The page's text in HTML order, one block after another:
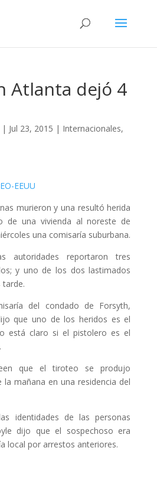
Atlanta dejó 4
| Jul 23, 2015 | Internacionales,
murieron y una resultó herida
de una vivienda al noreste de
una comisaría suburbana.
autoridades reportaron tres
y uno de los dos lastimados
del condado de Forsyth,
que uno de los heridos es el
está claro si el pistolero es el
que el tiroteo se produjo
la mañana en una residencia del
identidades de las personas
dijo que el sospechoso era
local por arrestos anteriores.